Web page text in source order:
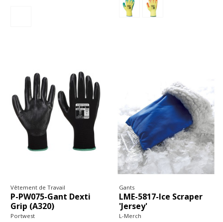
Vêtement de Travail
P-PW075-Gant Dexti
Grip (A320)
Portwest
Gants
LME-5817-Ice Scraper
'Jersey'
L-Merch